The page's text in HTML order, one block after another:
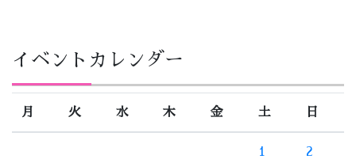
イベントカレンダー
月 火 水 木 金 土 日
1 2